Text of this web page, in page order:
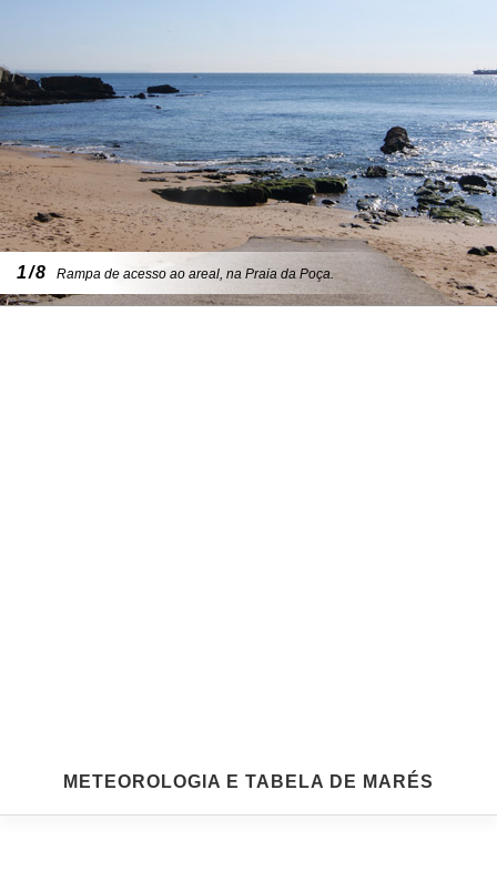
1/8 Rampa de acesso ao areal, na Praia da Poça.
METEOROLOGIA E TABELA DE MARÉS